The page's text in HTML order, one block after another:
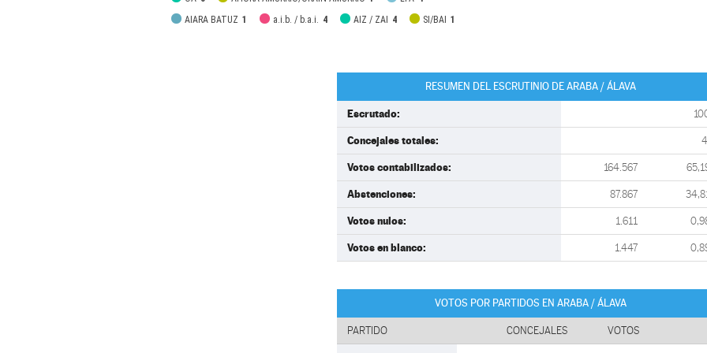
AIARA BATUZ 1 a.i.b. / b.a.i. 4 AIZ / ZAI 4 SI/BAI 1
RESUMEN DEL ESCRUTINIO DE ARABA / ÁLAVA
Escrutado:
Concejales totales:
Votos contabilizados: 164.567
Abstenciones: 87.867
Votos nulos: 1.611
Votos en blanco: 1.447
VOTOS POR PARTIDOS EN ARABA / ÁLAVA
PARTIDO CONCEJALES VOTOS